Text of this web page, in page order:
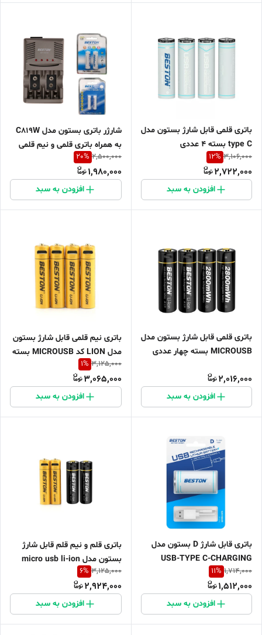
باتری قلمی قابل شارژ بستون مدل
type C بسته 4 عددی
3,106,000
12%
2,722,000
افزودن به سبد
شارژر باتری بستون مدل C819W
به همراه باتری قلمی و نیم قلمی
قابل شارژ بستون بسته 4 عددی
2,500,000
20%
1,980,000
افزودن به سبد
باتری قلمی قابل شارژ بستون مدل
MICROUSB بسته چهار عددی
2,016,000
افزودن به سبد
باتری نیم قلمی قابل شارژ بستون
مدل LION کد MICROUSB بسته
چهار عددی
3,125,000
1%
3,065,000
افزودن به سبد
باتری قابل شارژ D بستون مدل
USB-TYPE C-CHARGING
1,714,000
11%
1,512,000
افزودن به سبد
باتری قلم و نیم قلم قابل شارژ
بستون مدل micro usb li-ion
بسته 4 عددی
3,125,000
6%
2,924,000
افزودن به سبد